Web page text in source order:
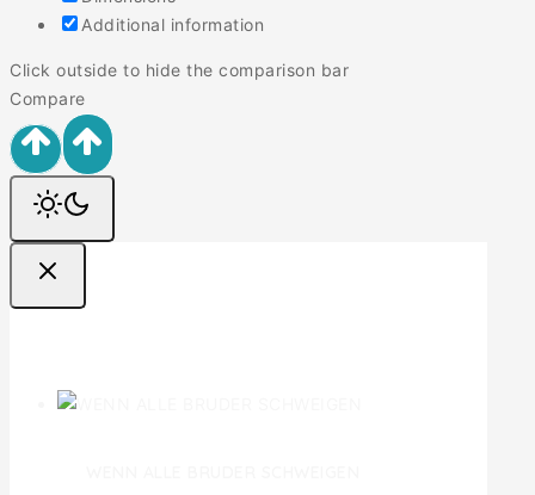
Additional information
Click outside to hide the comparison bar
Compare